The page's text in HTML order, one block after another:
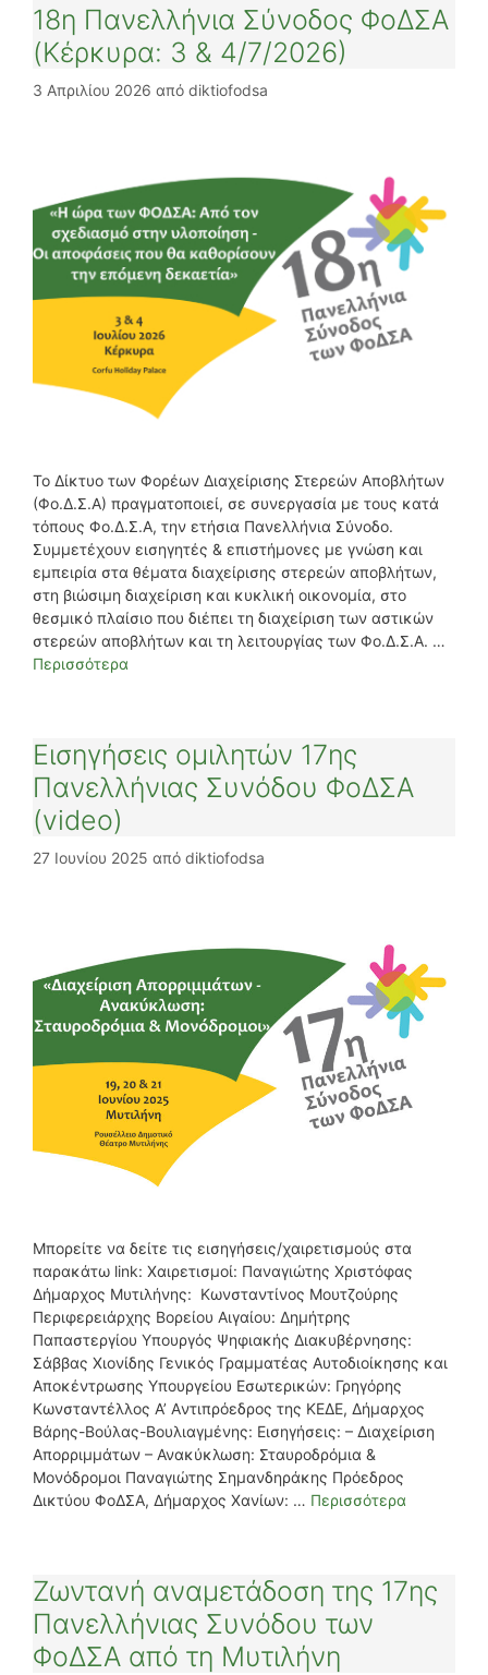
18η Πανελλήνια Σύνοδος ΦοΔΣΑ
(Κέρκυρα: 3 & 4/7/2026)
3 Απριλίου 2026 από diktiofodsa
Το Δίκτυο των Φορέων Διαχείρισης Στερεών Αποβλήτων
(Φο.Δ.Σ.Α) πραγματοποιεί, σε συνεργασία με τους κατά
τόπους Φο.Δ.Σ.Α, την ετήσια Πανελλήνια Σύνοδο.
Συμμετέχουν εισηγητές & επιστήμονες με γνώση και
εμπειρία στα θέματα διαχείρισης στερεών αποβλήτων,
στη βιώσιμη διαχείριση και κυκλική οικονομία, στο
θεσμικό πλαίσιο που διέπει τη διαχείριση των αστικών
στερεών αποβλήτων και τη λειτουργίας των Φο.Δ.Σ.Α. …
Περισσότερα
Eισηγήσεις ομιλητών 17ης
Πανελλήνιας Συνόδου ΦοΔΣΑ
(video)
27 Ιουνίου 2025 από diktiofodsa
Μπορείτε να δείτε τις εισηγήσεις/χαιρετισμούς στα
παρακάτω link: Χαιρετισμοί: Παναγιώτης Χριστόφας
Δήμαρχος Μυτιλήνης: Κωνσταντίνος Μουτζούρης
Περιφερειάρχης Βορείου Αιγαίου: Δημήτρης
Παπαστεργίου Υπουργός Ψηφιακής Διακυβέρνησης:
Σάββας Χιονίδης Γενικός Γραμματέας Αυτοδιοίκησης και
Αποκέντρωσης Υπουργείου Εσωτερικών: Γρηγόρης
Κωνσταντέλλος Α’ Aντιπρόεδρος της ΚΕΔΕ, Δήμαρχος
Βάρης-Βούλας-Βουλιαγμένης: Εισηγήσεις: – Διαχείριση
Απορριμμάτων – Ανακύκλωση: Σταυροδρόμια &
Μονόδρομοι Παναγιώτης Σημανδηράκης Πρόεδρος
Δικτύου ΦοΔΣΑ, Δήμαρχος Χανίων: … Περισσότερα
Ζωντανή αναμετάδοση της 17ης
Πανελλήνιας Συνόδου των
ΦοΔΣΑ από τη Μυτιλήνη